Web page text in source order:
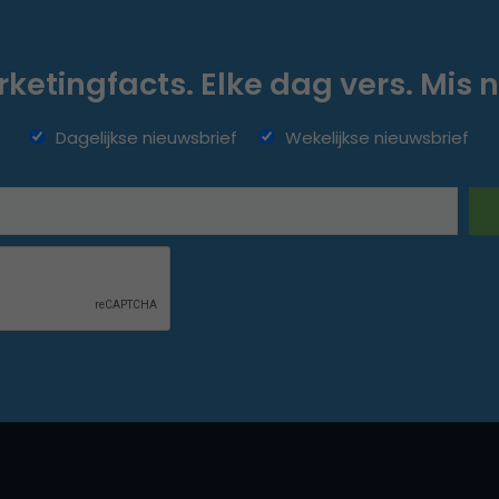
Elke dag vers. Mis
Dagelijkse nieuwsbrief Wekelijkse nieuwsbrief